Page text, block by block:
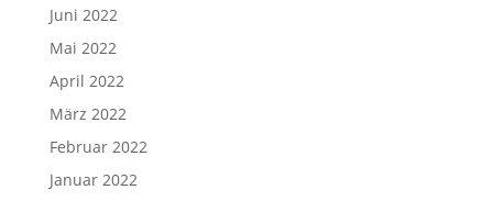
Juni 2022
Mai 2022
April 2022
März 2022
Februar 2022
Januar 2022